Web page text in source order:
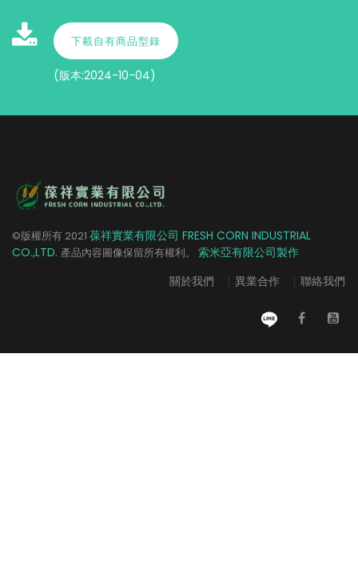
下載自有商品型錄
(版本:2024-10-04)
©版權所有 2021 葆祥實業有限公司 FRESH CORN INDUSTRIAL
CO.,LTD. 產品內容圖像保留所有權利。 索米亞有限公司製作
關於我們
| 異業合作 | 聯絡我們